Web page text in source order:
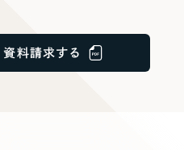
ECサイト制作
? よくある質問
したサイト
資料請求する